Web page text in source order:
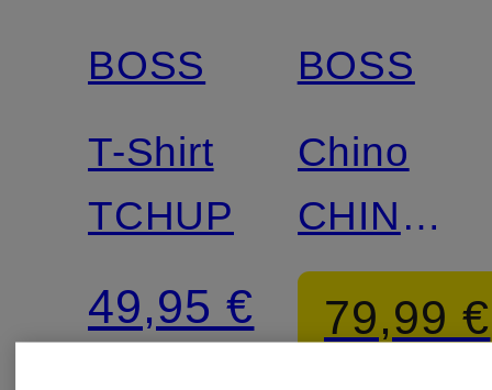
BOSS
T-Shirt
TCHUP
49,95 €
BOSS
Chino
CHINO
Slim Fit
79,99 €